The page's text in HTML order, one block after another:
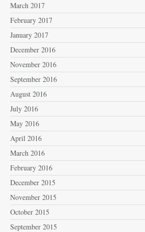
March 2017
February 2017
January 2017
December 2016
November 2016
September 2016
August 2016
July 2016
May 2016
April 2016
March 2016
February 2016
December 2015
November 2015
October 2015
September 2015